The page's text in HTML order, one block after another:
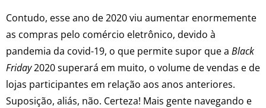
Contudo, esse ano de 2020 viu aumentar enormemente
as compras pelo comércio eletrônico, devido à
pandemia da covid-19, o que permite supor que a Black
Friday2020 superará em muito, o volume de vendas e de
lojas participantes em relação aos anos anteriores.
Suposição, aliás, não. Certeza! Mais gente navegando e